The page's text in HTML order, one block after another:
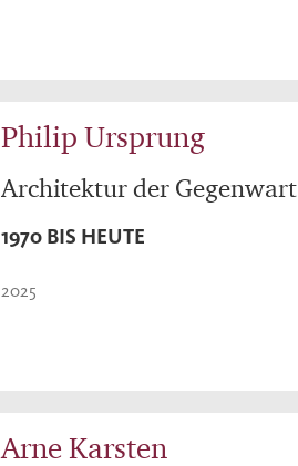
Philip Ursprung
Architektur der Gegenwart
1970 BIS HEUTE
2025
Arne Karsten